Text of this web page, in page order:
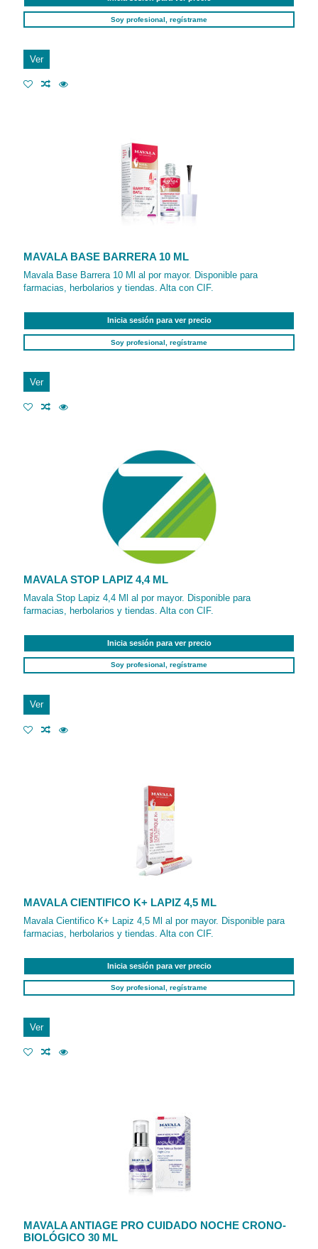
Soy profesional, regístrame
Ver
MAVALA BASE BARRERA 10 ML
Mavala Base Barrera 10 Ml al por mayor. Disponible para
farmacias, herbolarios y tiendas. Alta con CIF.
Inicia sesión para ver precio
Soy profesional, regístrame
Ver
MAVALA STOP LAPIZ 4,4 ML
Mavala Stop Lapiz 4,4 Ml al por mayor. Disponible para
farmacias, herbolarios y tiendas. Alta con CIF.
Inicia sesión para ver precio
Soy profesional, regístrame
Ver
MAVALA CIENTIFICO K+ LAPIZ 4,5 ML
Mavala Cientifico K+ Lapiz 4,5 Ml al por mayor. Disponible para
farmacias, herbolarios y tiendas. Alta con CIF.
Inicia sesión para ver precio
Soy profesional, regístrame
Ver
MAVALA ANTIAGE PRO CUIDADO NOCHE CRONO-
BIOLÓGICO 30 ML